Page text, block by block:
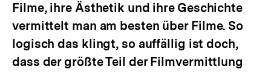
Filme, ihre Ästhetik und ihre Geschichte
vermittelt man am besten über Filme. So
logisch das klingt, so auffällig ist doch,
dass der größte Teil der Filmvermittlung